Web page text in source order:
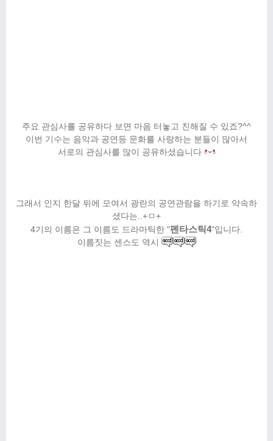
주요 관심사를 공유하다 보면 마음 터놓고 친해질 수 있죠?^^
이번 기수는 음악과 공연등 문화를 사랑하는 분들이 많아서
서로의 관심사를 많이 공유하셨습니다
그래서 인지 한달 뒤에 모여서 광란의 공연관람을 하기로 약속하
셨다는..+ㅁ+
4기의 이름은 그 이름도 드라마틱한 "펜타스틱4"입니다.
이름짓는 센스도 역시